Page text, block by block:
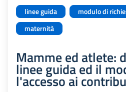
linee guida
modulo di
maternità
Mamme ed atlete:
linee guida ed il
l'accesso ai